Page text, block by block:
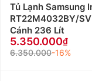
Tủ Lạnh Samsung
RT22M4032BY/
Cánh 236 Lít
5.350.000
6.350.000-16%